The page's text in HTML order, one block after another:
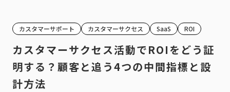
カスタマーサポート カスタマーサクセス SaaS ROI
カスタマーサクセス活動でROIをどう証
明する？顧客と追う4つの中間指標と設
計方法